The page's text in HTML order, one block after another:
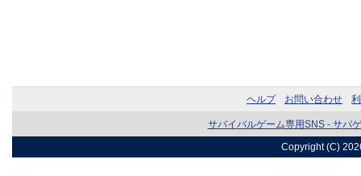
ヘルプ お問い合わせ
サバイバルゲーム専用SNS - サバ
Copyright (C)